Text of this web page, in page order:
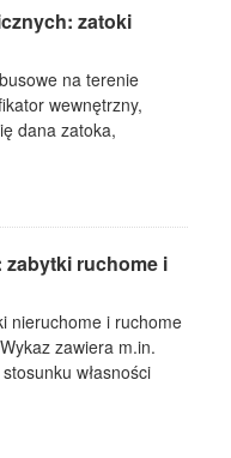
zatoki
na terenie
wewnętrzny,
dana zatoka,
ruchome i
nieruchome i ruchome
zawiera m.in.
własności